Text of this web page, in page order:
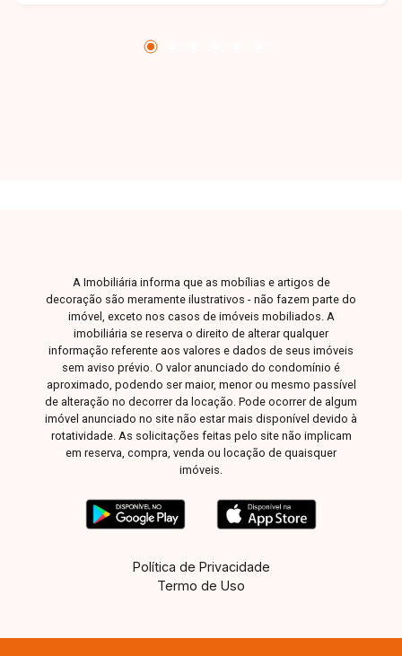
detalhes deste incrível imóvel. Estamos à
Vieira Gonçalves, 607 - Santa Mônica
A Imobiliária informa que as mobílias e artigos de
decoração são meramente ilustrativos - não fazem parte do
imóvel, exceto nos casos de imóveis mobiliados. A
imobiliária se reserva o direito de alterar qualquer
informação referente aos valores e dados de seus imóveis
sem aviso prévio. O valor anunciado do condomínio é
aproximado, podendo ser maior, menor ou mesmo passível
de alteração no decorrer da locação. Pode ocorrer de algum
imóvel anunciado no site não estar mais disponível devido à
rotatividade. As solicitações feitas pelo site não implicam
em reserva, compra, venda ou locação de quaisquer
imóveis.
Política de Privacidade
Termo de Uso